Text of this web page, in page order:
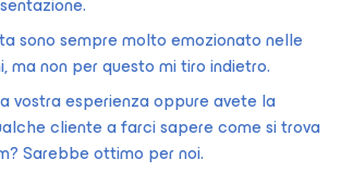
sono sempre molto emozionato nelle
ma non per questo mi tiro indietro.
vostra esperienza oppure avete la
cliente a farci sapere come si trova
Sarebbe ottimo per noi.